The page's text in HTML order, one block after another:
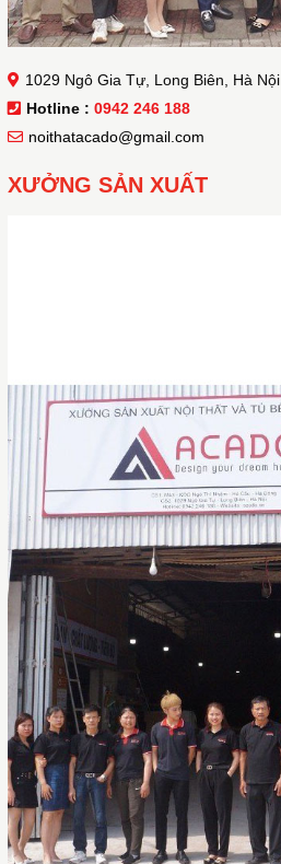
1029 Ngô Gia Tự, Long Biên, Hà Nội
Hotline : 0942 246 188
noithatacado@gmail.com
XƯỞNG SẢN XUẤT